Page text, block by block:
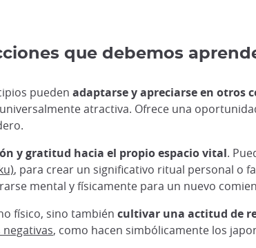
que debemos
pueden adaptarse y apreciarse en otros
atractiva. Ofrece una
y gratitud hacia el propio espacio vital.
, para crear un significativo ritual personal o
mental y físicamente para un nuevo
físico, sino también cultivar una actitud de
, como hacen simbólicamente los